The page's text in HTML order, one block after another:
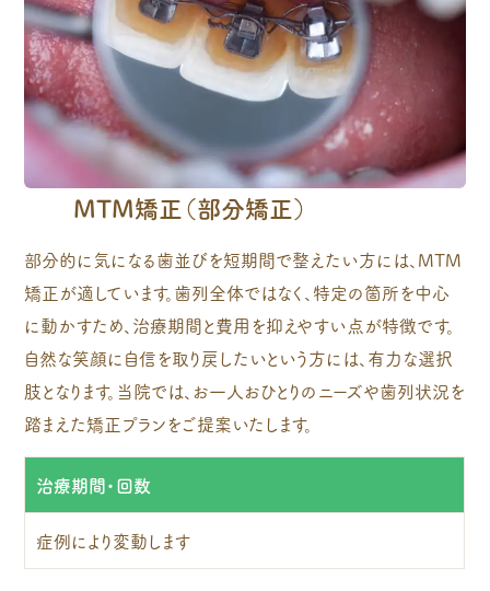
MTM矯正（部分矯正）
部分的に気になる歯並びを短期間で整えたい方には、MTM
矯正が適しています。歯列全体ではなく、特定の箇所を中心
に動かすため、治療期間と費用を抑えやすい点が特徴です。
自然な笑顔に自信を取り戻したいという方には、有力な選択
肢となります。当院では、お一人おひとりのニーズや歯列状況を
踏まえた矯正プランをご提案いたします。
治療期間・回数
症例により変動します